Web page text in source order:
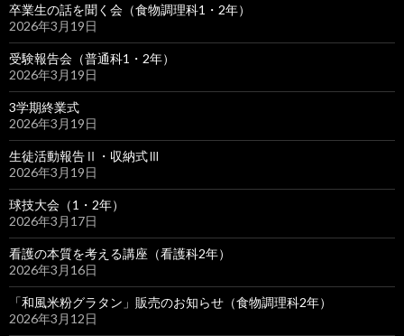
卒業生の話を聞く会（食物調理科1・2年）
2026年3月19日
受験報告会（普通科1・2年）
2026年3月19日
3学期終業式
2026年3月19日
生徒活動報告Ⅱ・収納式Ⅲ
2026年3月19日
球技大会（1・2年）
2026年3月17日
看護の本質を考える講座（看護科2年）
2026年3月16日
「和風米粉グラタン」販売のお知らせ（食物調理科2年）
2026年3月12日